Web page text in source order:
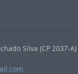
Silva (CP 2037-A)